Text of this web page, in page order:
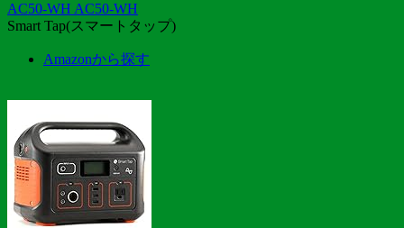
AC50-WH AC50-WH
Smart Tap(スマートタップ)
Amazonから探す